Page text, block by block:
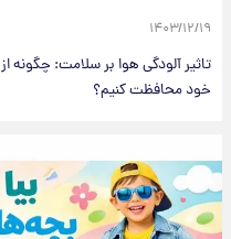
۱۴۰۳/۱۲/۱۹
تاثیر آلودگی هوا بر سلامت: چگونه از
خود محافظت کنیم؟